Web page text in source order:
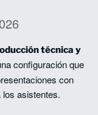
técnica y
configuración que
con
asistentes.